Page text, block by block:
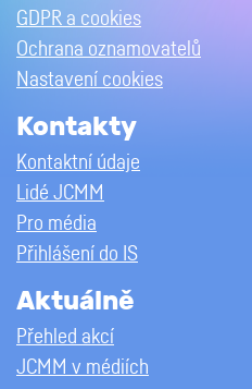
GDPR a cookies
Ochrana oznamovatelů
Nastavení cookies
Kontakty
Kontaktní údaje
Lidé JCMM
Pro média
Přihlášení do IS
Aktuálně
Přehled akcí
JCMM v médiích